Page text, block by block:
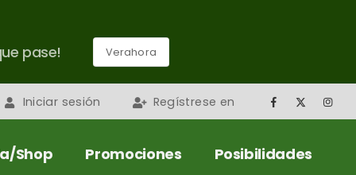
pase! Verahora
Iniciar sesión Regístrese en
Shop Promociones Posibilidades